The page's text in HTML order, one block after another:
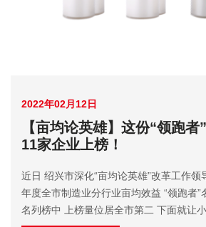
2022年02月12日
【亩均论英雄】这份“领跑
11家企业上榜！
近日 绍兴市深化“亩均论英雄”改革工作
年度全市制造业分行业亩均效益 “领跑者”
名列榜中 上榜量位居全市第二 下面就让小